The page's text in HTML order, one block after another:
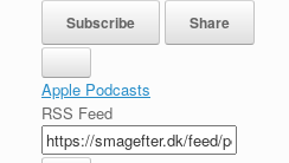
Subscribe Share
Apple Podcasts
RSS Feed